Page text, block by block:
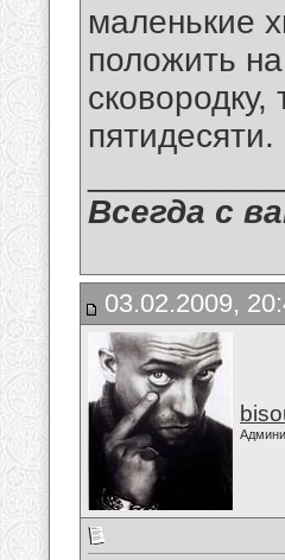
маленькие
положить на
пятидесяти.
Всегда с
03.02.2009,